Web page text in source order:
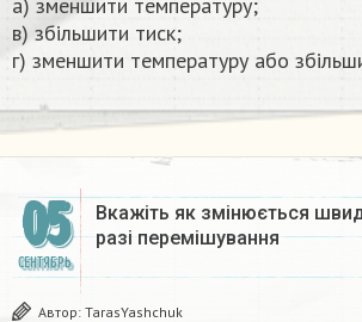
в) збільшити тиск;
г) зменшити температуру або
05
СЕНТЯБРЬ
Вкажіть як змінюється
разі перемішування​
Автор: TarasYashchuk